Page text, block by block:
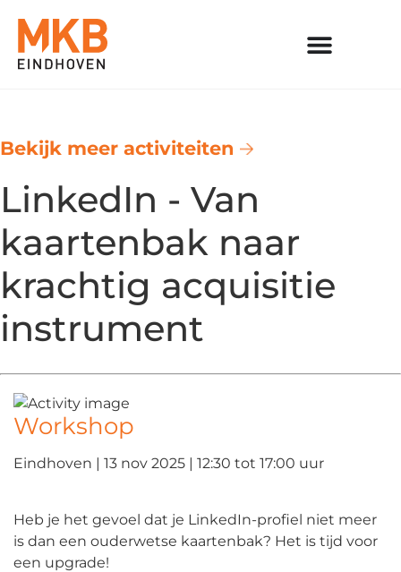
Bekijk meer activiteiten
LinkedIn - Van
kaartenbak naar
krachtig acquisitie
instrument
Workshop
Eindhoven | 13 nov 2025 | 12:30 tot 17:00 uur
Heb je het gevoel dat je LinkedIn-profiel niet meer
is dan een ouderwetse kaartenbak? Het is tijd voor
een upgrade!